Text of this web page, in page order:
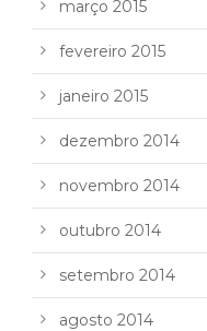
março 2015
fevereiro 2015
janeiro 2015
dezembro 2014
novembro 2014
outubro 2014
setembro 2014
agosto 2014